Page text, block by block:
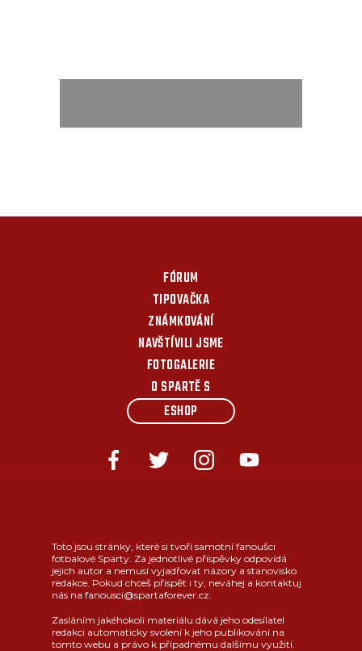
FÓRUM
TIPOVAČKA
ZNÁMKOVÁNÍ
NAVŠTÍVILI JSME
FOTOGALERIE
O SPARTĚ S
ESHOP
Toto jsou stránky, které si tvoří samotní fanoušci
fotbalové Sparty. Za jednotlivé příspěvky odpovídá
jejich autor a nemusí vyjadřovat názory a stanovisko
redakce. Pokud chceš přispět i ty, neváhej a kontaktuj
nás na fanousci@spartaforever.cz.
Zasláním jakéhokoli materiálu dává jeho odesílatel
redakci automaticky svolení k jeho publikování na
tomto webu a právo k případnému dalšímu využití.